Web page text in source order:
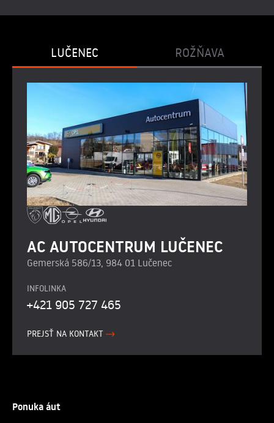
LUČENEC ROŽŇAVA
AC AUTOCENTRUM LUČENEC
Gemerská 586/13, 984 01 Lučenec
INFOLINKA
+421 905 727 465
PREJSŤ NA KONTAKT
Ponuka áut